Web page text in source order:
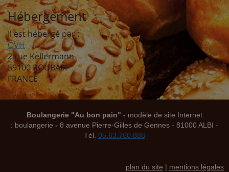
Hébergement
Il est hébergé par :
OVH
2 rue Kellermann
59100 ROUBAIX
FRANCE
Boulangerie "Au bon pain" - modèle de site Internet
: boulangerie - 8 avenue Pierre-Gilles de Gennes - 81000 ALBI -
Tél. 05.63.760.888
plan du site | mentions légales